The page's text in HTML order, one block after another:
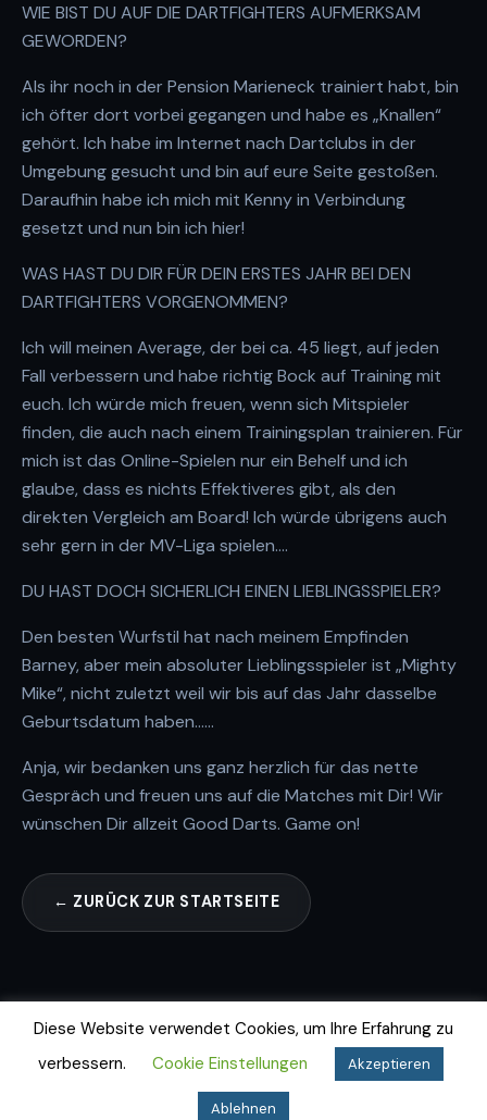
WIE BIST DU AUF DIE DARTFIGHTERS AUFMERKSAM
GEWORDEN?
Als ihr noch in der Pension Marieneck trainiert habt, bin
ich öfter dort vorbei gegangen und habe es „Knallen“
gehört. Ich habe im Internet nach Dartclubs in der
Umgebung gesucht und bin auf eure Seite gestoßen.
Daraufhin habe ich mich mit Kenny in Verbindung
gesetzt und nun bin ich hier!
WAS HAST DU DIR FÜR DEIN ERSTES JAHR BEI DEN
DARTFIGHTERS VORGENOMMEN?
Ich will meinen Average, der bei ca. 45 liegt, auf jeden
Fall verbessern und habe richtig Bock auf Training mit
euch. Ich würde mich freuen, wenn sich Mitspieler
finden, die auch nach einem Trainingsplan trainieren. Für
mich ist das Online-Spielen nur ein Behelf und ich
glaube, dass es nichts Effektiveres gibt, als den
direkten Vergleich am Board! Ich würde übrigens auch
sehr gern in der MV-Liga spielen….
DU HAST DOCH SICHERLICH EINEN LIEBLINGSSPIELER?
Den besten Wurfstil hat nach meinem Empfinden
Barney, aber mein absoluter Lieblingsspieler ist „Mighty
Mike“, nicht zuletzt weil wir bis auf das Jahr dasselbe
Geburtsdatum haben……
Anja, wir bedanken uns ganz herzlich für das nette
Gespräch und freuen uns auf die Matches mit Dir! Wir
wünschen Dir allzeit Good Darts. Game on!
← ZURÜCK ZUR STARTSEITE
ImpressumDatenschutzCookie-Richtlinie
© 2026 Dartfighters Greifswald e.V.
Diese Website verwendet Cookies, um Ihre Erfahrung zu
verbessern.
Cookie Einstellungen Akzeptieren
Ablehnen